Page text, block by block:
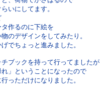
いにしてます。
作るのに下絵を
のデザインをしてみたり。
でちょっと進みました。
ブックを持って行ってましたが
」ということになったので
っただけになりました。